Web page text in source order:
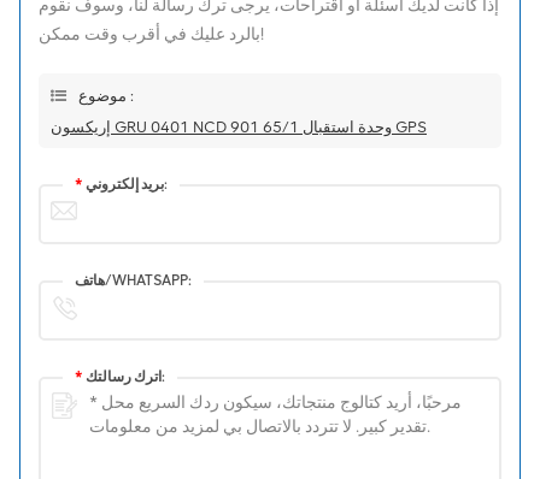
إذا كانت لديك أسئلة أو اقتراحات، يرجى ترك رسالة لنا، وسوف نقوم
بالرد عليك في أقرب وقت ممكن!
موضوع :
إريكسون GRU 0401 NCD 901 65/1 وحدة استقبال GPS
* بريد إلكتروني:
هاتف/WHATSAPP:
* اترك رسالتك: